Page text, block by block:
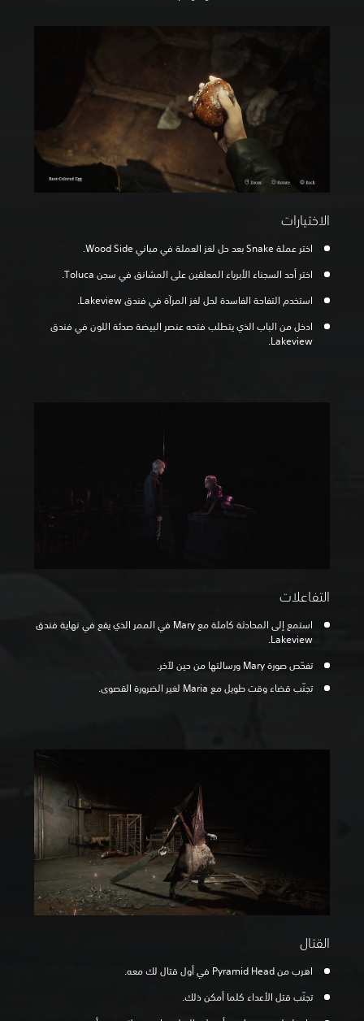
الاختيارات
اختر عملة Snake بعد حل لغز العملة في مباني Wood Side.
اختر أحد السجناء الأبرياء المعلقين على المشانق في سجن Toluca.
استخدم التفاحة الفاسدة لحل لغز المرآة في فندق Lakeview.
ادخل من الباب الذي يتطلب فتحه عنصر البيضة صدئة اللون في فندق
Lakeview.
التفاعلات
استمع إلى المحادثة كاملة مع Mary في الممر الذي يقع في نهاية فندق
Lakeview.
تفحّص صورة Mary ورسالتها من حين لآخر.
تجنّب قضاء وقت طويل مع Maria لغير الضرورة القصوى.
القتال
اهرب من Pyramid Head في أول قتال لك معه.
تجنّب قتل الأعداء كلما أمكن ذلك.